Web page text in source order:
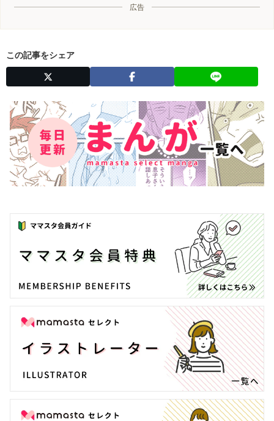
広告
この記事をシェア